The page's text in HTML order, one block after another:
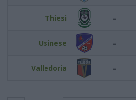
Thiesi -
Usinese -
Valledoria -